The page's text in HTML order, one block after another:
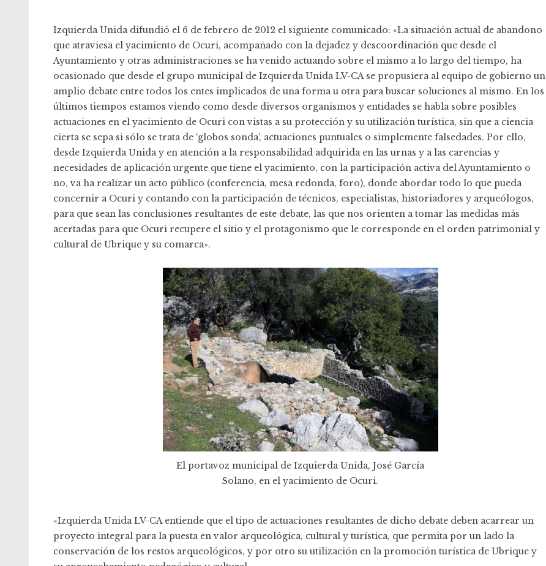
Izquierda Unida difundió el 6 de febrero de 2012 el siguiente comunicado: «La situación actual de abandono
que atraviesa el yacimiento de Ocuri, acompañado con la dejadez y descoordinación que desde el
Ayuntamiento y otras administraciones se ha venido actuando sobre el mismo a lo largo del tiempo, ha
ocasionado que desde el grupo municipal de Izquierda Unida LV-CA se propusiera al equipo de gobierno un
amplio debate entre todos los entes implicados de una forma u otra para buscar soluciones al mismo. En los
últimos tiempos estamos viendo como desde diversos organismos y entidades se habla sobre posibles
actuaciones en el yacimiento de Ocuri con vistas a su protección y su utilización turística, sin que a ciencia
cierta se sepa si sólo se trata de ‘globos sonda’, actuaciones puntuales o simplemente falsedades. Por ello,
desde Izquierda Unida y en atención a la responsabilidad adquirida en las urnas y a las carencias y
necesidades de aplicación urgente que tiene el yacimiento, con la participación activa del Ayuntamiento o
no, va ha realizar un acto público (conferencia, mesa redonda, foro), donde abordar todo lo que pueda
concernir a Ocuri y contando con la participación de técnicos, especialistas, historiadores y arqueólogos,
para que sean las conclusiones resultantes de este debate, las que nos orienten a tomar las medidas más
acertadas para que Ocuri recupere el sitio y el protagonismo que le corresponde en el orden patrimonial y
cultural de Ubrique y su comarca».
El portavoz municipal de Izquierda Unida, José García
Solano, en el yacimiento de Ocuri.
«Izquierda Unida LV-CA entiende que el tipo de actuaciones resultantes de dicho debate deben acarrear un
proyecto integral para la puesta en valor arqueológica, cultural y turística, que permita por un lado la
conservación de los restos arqueológicos, y por otro su utilización en la promoción turística de Ubrique y